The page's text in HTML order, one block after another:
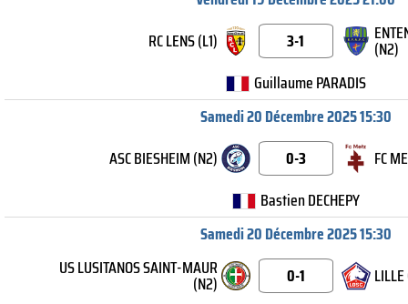
RC LENS (L1)
3-1
(N2)
Guillaume PARADIS
Samedi 20 Décembre 2025 15:30
ASC BIESHEIM (N2)
0-3
FC
Bastien DECHEPY
Samedi 20 Décembre 2025 15:30
US LUSITANOS SAINT-MAUR
(N2) 0-1